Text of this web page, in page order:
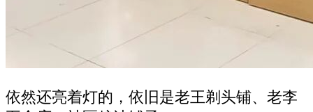
依然还亮着灯的，依旧是老王剃头铺、老李